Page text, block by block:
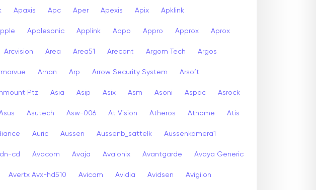
Apaxis Apc Aper Apexis Apix Apklink
Applesonic Applink Appo Appro Approx Aprox
Arcvision Area Area51 Arecont Argom Tech Argos
Arnan Arp Arrow Security System Arsoft
Ptz Asia Asip Asix Asm Asoni Aspac Asrock
Asutech Asw-006 At Vision Atheros Athome Atis
Auric Aussen Aussenb_sattelk Aussenkamera1
cd Avacom Avaja Avalonix Avantgarde Avaya Generic
Avertx Avx-hd510 Avicam Avidia Avidsen Avigilon